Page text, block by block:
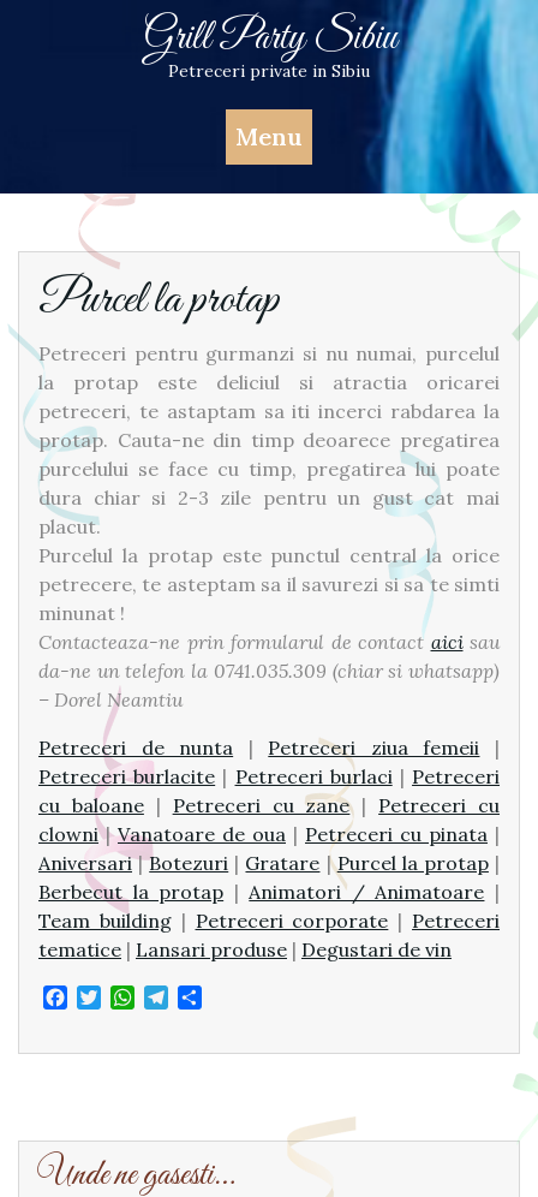
Grill Party Sibiu
Petreceri private in Sibiu
Menu
Purcel la protap
Petreceri pentru gurmanzi si nu numai, purcelul
la protap este deliciul si atractia oricarei
petreceri, te astaptam sa iti incerci rabdarea la
protap. Cauta-ne din timp deoarece pregatirea
purcelului se face cu timp, pregatirea lui poate
dura chiar si 2-3 zile pentru un gust cat mai
placut.
Purcelul la protap este punctul central la orice
petrecere, te asteptam sa il savurezi si sa te simti
minunat !
Contacteaza-ne prin formularul de contact aicisau
da-ne un telefon la 0741.035.309 (chiar si whatsapp)
– Dorel Neamtiu
Petreceri de nunta | Petreceri ziua femeii |
Petreceri burlacite | Petreceri burlaci| Petreceri
cu baloane| Petreceri cu zane| Petreceri cu
clowni|Vanatoare de oua | Petreceri cu pinata |
Aniversari|Botezuri | Gratare |Purcel la protap|
Berbecut la protap |Animatori / Animatoare |
Team building| Petreceri corporate | Petreceri
tematice | Lansari produse | Degustari de vin
Facebook
TwitterWhatsApp
Telegram
Unde ne gasesti…